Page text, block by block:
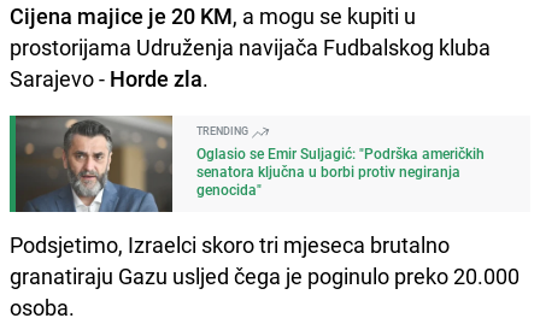
Cijena majice je 20 KM, a mogu se kupiti u
prostorijama Udruženja navijača Fudbalskog kluba
Sarajevo - Horde zla.
TRENDING
Oglasio se Emir Suljagić: "Podrška američkih
senatora ključna u borbi protiv negiranja
genocida"
Podsjetimo, Izraelci skoro tri mjeseca brutalno
granatiraju Gazu usljed čega je poginulo preko 20.000
osoba.